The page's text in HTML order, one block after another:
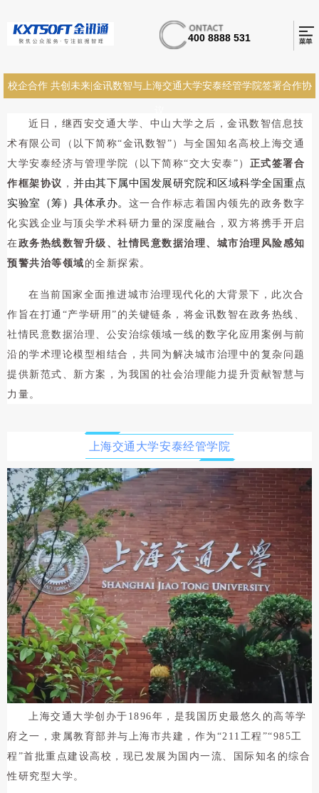
400 8888 531
校企合作 共创未来|金讯数智与上海交通大学安泰经管学院签署合作协
近日，继西安交通大学、中山大学之后，金讯数智信息技
术有限公司（以下简称“金讯数智 ”）与全国知名高校上海交通
大学安泰经济与管理学院（以下简称“交大安泰”） 正式签署合
作框架协议 ， 并由其下属中国发展研究院和区域科学全国重点
实验室（筹）具体承办。
这一合作标志着国内领先的政务数字
化实践企业与顶尖学术科研力量的深度融合，双方将携手开启
在政务热线数智升级、社情民意数据治理、城市治理风险感知
预警共治等领域 的全新探索。
在当前国家全面推进城市治理现代化的大背景下，此次合
作旨在打通“产学研用”的关键链条，将金讯数智在政务热线、
社情民意数据治理、公安治综领域一线的数字化应用案例与前
沿的学术理论模型相结合，共同为解决城市治理中的复杂问题
提供新范式、新方案，为我国的社会治理能力提升贡献智慧与
力量。
上海交通大学安泰经管学院
上海交
通大学
创办于
1896
年，是
我国历
史最悠
久的高
等学府
之一，
属教
上海交通大学创办于1896年，是我国历史最悠久的高等学
府之一，隶属教育部并与上海市共建，作为“211工程”“985工
程”首批重点建设高校，现已发展为国内一流、国际知名的综合
性研究型大学。